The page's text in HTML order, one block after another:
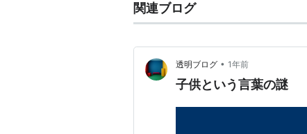
関連ブログ
透明ブログ • 1年前
子供という言葉の謎